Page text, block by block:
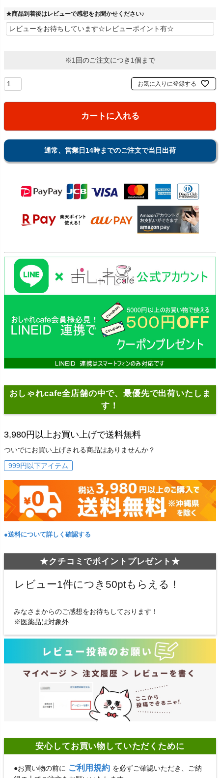
★商品到着後はレビューで感想をお聞かせください♪
※1回のご注文につき1個まで
お気に入りに登録する
カートに入れる
通常、営業日14時までのご注文で当日出荷
おしゃれcafe全店舗の中で、最優先で出荷いたしま
す！
3,980円以上お買い上げで送料無料
ついでにお買い上げされる商品はありませんか？
999円以下アイテム
●送料について詳しく確認する
★クチコミでポイントプレゼント★
レビュー1件につき50ptもらえる！
みなさまからのご感想をお待ちしております！
※医薬品は対象外
安心してお買い物していただくために
●お買い物の前に ご利用規約 を必ずご確認いただき、ご納